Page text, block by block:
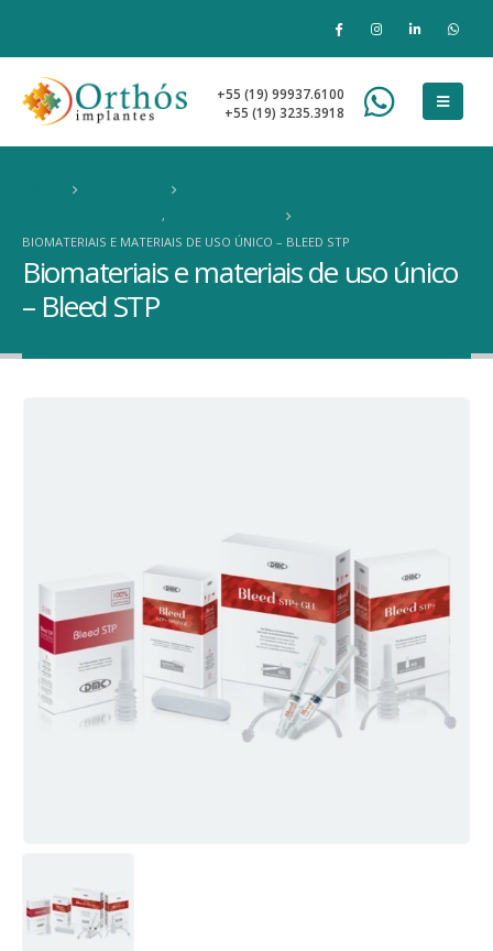
+55 (19) 99937.6100
+55 (19) 3235.3918
,
BIOMATERIAIS E MATERIAIS DE USO ÚNICO – BLEED STP
Biomateriais e materiais de uso único
– Bleed STP